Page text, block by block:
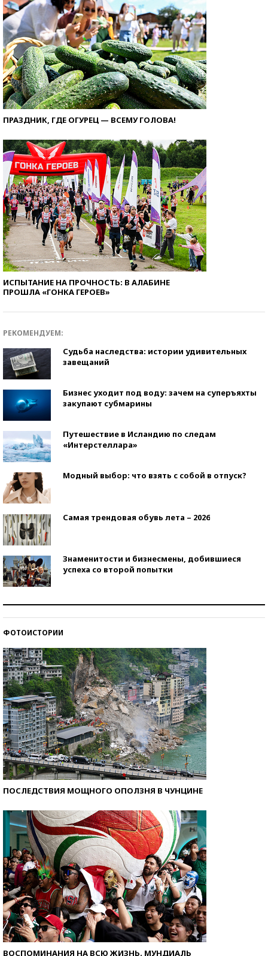
ПРАЗДНИК, ГДЕ ОГУРЕЦ — ВСЕМУ ГОЛОВА!
ИСПЫТАНИЕ НА ПРОЧНОСТЬ: В АЛАБИНЕ
ПРОШЛА «ГОНКА ГЕРОЕВ»
РЕКОМЕНДУЕМ:
Судьба наследства: истории удивительных
завещаний
Бизнес уходит под воду: зачем на суперъяхты
закупают субмарины
Путешествие в Исландию по следам
«Интерстеллара»
Модный выбор: что взять с собой в отпуск?
Самая трендовая обувь лета – 2026
Знаменитости и бизнесмены, добившиеся
успеха со второй попытки
ФОТОИСТОРИИ
ПОСЛЕДСТВИЯ МОЩНОГО ОПОЛЗНЯ В ЧУНЦИНЕ
ВОСПОМИНАНИЯ НА ВСЮ ЖИЗНЬ. МУНДИАЛЬ